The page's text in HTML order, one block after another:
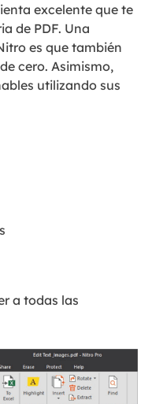
excelente que te
de PDF. Una
es que también
cero. Asimismo,
utilizando sus
a todas las